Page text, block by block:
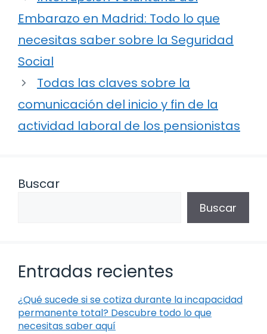
Embarazo en Madrid: Todo lo que
necesitas saber sobre la Seguridad
Social
Todas las claves sobre la
comunicación del inicio y fin de la
actividad laboral de los pensionistas
Buscar
Buscar
Entradas recientes
¿Qué sucede si se cotiza durante la incapacidad
permanente total? Descubre todo lo que
necesitas saber aquí